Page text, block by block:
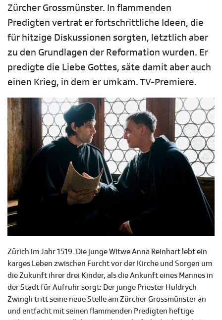
Zürcher Grossmünster. In flammenden
Predigten vertrat er fortschrittliche Ideen, die
für hitzige Diskussionen sorgten, letztlich aber
zu den Grundlagen der Reformation wurden. Er
predigte die Liebe Gottes, säte damit aber auch
einen Krieg, in dem er umkam. TV-Premiere.
Zürich im Jahr 1519. Die junge Witwe Anna Reinhart lebt ein
karges Leben zwischen Furcht vor der Kirche und Sorgen um
die Zukunft ihrer drei Kinder, als die Ankunft eines Mannes in
der Stadt für Aufruhr sorgt: Der junge Priester Huldrych
Zwingli tritt seine neue Stelle am Zürcher Grossmünster an
und entfacht mit seinen flammenden Predigten heftige